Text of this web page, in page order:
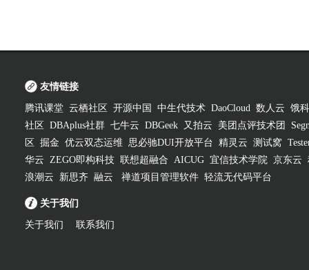
友情链接
腾讯课堂 云栖社区 开源中国 中生代技术 DaoCloud 数人云 饿
社区
DBAplus社群 七牛云 DBGeek 又拍云 美团点评技术团
区
掘金 优云双态运维 思必驰DUI开放平台 精灵云 测试窝
华云 ZEGO即构科技 联想超融合 AICUG 宜信技术学院 京东云
浪潮云
新思齐 融云 禅道项目管理软件 轻流无代码平台
关于我们
关于我们 联系我们